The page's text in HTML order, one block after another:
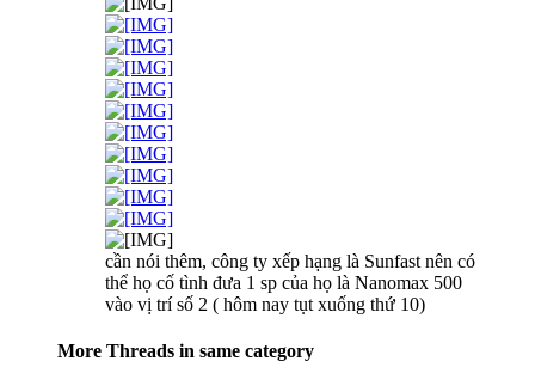
cần nói thêm, công ty xếp hạng là Sunfast nên có
thể họ cố tình đưa 1 sp của họ là Nanomax 500
vào vị trí số 2 ( hôm nay tụt xuống thứ 10)
More Threads in same category